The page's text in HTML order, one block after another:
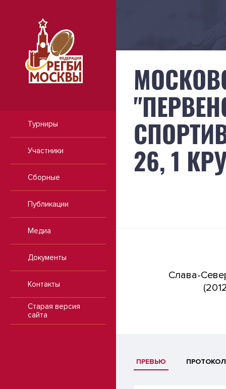
Турниры
Участники
Сборные
Публикации
Медиа
Документы
Контакты
Старая версия
сайта
26, 1
Слава-
ПРЕВЬЮ ПРОТОКОЛ